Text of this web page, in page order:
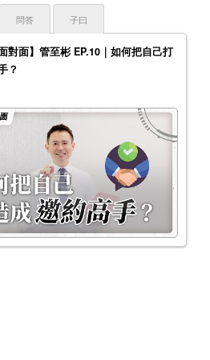
對面】管至彬 EP.10｜如何把自己打
？
問答 子曰